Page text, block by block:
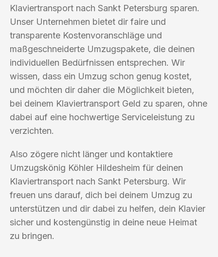
Klaviertransport nach Sankt Petersburg sparen.
Unser Unternehmen bietet dir faire und
transparente Kostenvoranschläge und
maßgeschneiderte Umzugspakete, die deinen
individuellen Bedürfnissen entsprechen. Wir
wissen, dass ein Umzug schon genug kostet,
und möchten dir daher die Möglichkeit bieten,
bei deinem Klaviertransport Geld zu sparen, ohne
dabei auf eine hochwertige Serviceleistung zu
verzichten.
Also zögere nicht länger und kontaktiere
Umzugskönig Köhler Hildesheim für deinen
Klaviertransport nach Sankt Petersburg. Wir
freuen uns darauf, dich bei deinem Umzug zu
unterstützen und dir dabei zu helfen, dein Klavier
sicher und kostengünstig in deine neue Heimat
zu bringen.